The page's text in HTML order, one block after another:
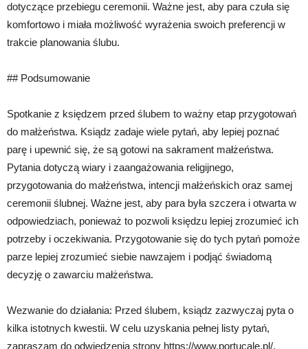
dotyczące przebiegu ceremonii. Ważne jest, aby para czuła się
komfortowo i miała możliwość wyrażenia swoich preferencji w
trakcie planowania ślubu.
## Podsumowanie
Spotkanie z księdzem przed ślubem to ważny etap przygotowań
do małżeństwa. Ksiądz zadaje wiele pytań, aby lepiej poznać
parę i upewnić się, że są gotowi na sakrament małżeństwa.
Pytania dotyczą wiary i zaangażowania religijnego,
przygotowania do małżeństwa, intencji małżeńskich oraz samej
ceremonii ślubnej. Ważne jest, aby para była szczera i otwarta w
odpowiedziach, ponieważ to pozwoli księdzu lepiej zrozumieć ich
potrzeby i oczekiwania. Przygotowanie się do tych pytań pomoże
parze lepiej zrozumieć siebie nawzajem i podjąć świadomą
decyzję o zawarciu małżeństwa.
Wezwanie do działania: Przed ślubem, ksiądz zazwyczaj pyta o
kilka istotnych kwestii. W celu uzyskania pełnej listy pytań,
zapraszam do odwiedzenia strony https://www.portucale.pl/.